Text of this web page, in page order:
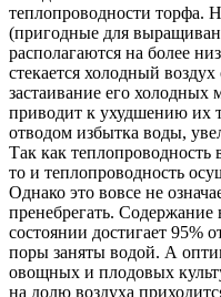
теплопроводности торфа.
(пригодные для
располагаются на более
стекается холодный
застаивание его
приводит к ухудшению их
отводом избытка воды,
Так как теплопроводность
то и теплопроводность
Однако это вовсе не
пренебрегать. Содержание
состоянии достигает 95%
поры заняты водой. А
овощных и плодовых
на долю воздуха